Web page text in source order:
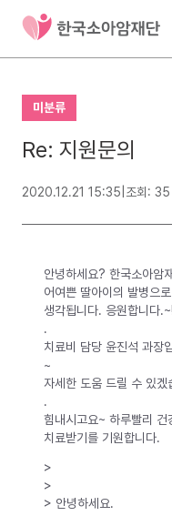
미분류
Re: 지원문의
2020.12.21 15:35 조회: 35
안녕하세요? 한국소아암
어여쁜 딸아이의 발병으
생각됩니다. 응원합니다
.
치료비 담당 윤진석 과
~
자세한 도움 드릴 수 있겠
.
힘내시고요~ 하루빨리
치료받기를 기원합니다.
>
>
> 안녕하세요.